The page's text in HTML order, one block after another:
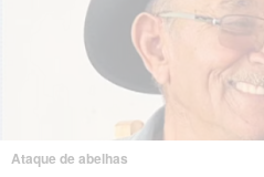
Ataque de abelhas